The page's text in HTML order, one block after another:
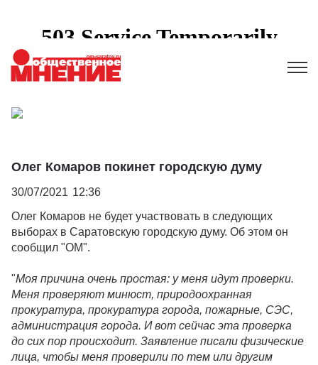
Олег Комаров покинет городскую думу
30/07/2021 12:36
Олег Комаров не будет участвовать в следующих
выборах в Саратовскую городскую думу. Об этом он
сообщил "ОМ".
"Моя причина очень простая: у меня идут проверки.
Меня проверяют минюст, природоохранная
прокуратура, прокуратура города, пожарные, СЭС,
администрация города. И вот сейчас эта проверка
до сих пор происходит. Заявление писали физические
лица, чтобы меня проверили по тем или другим